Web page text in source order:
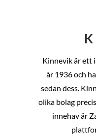
Kinnevik är ett
år 1936 och
sedan dess.
olika bolag
innehav är